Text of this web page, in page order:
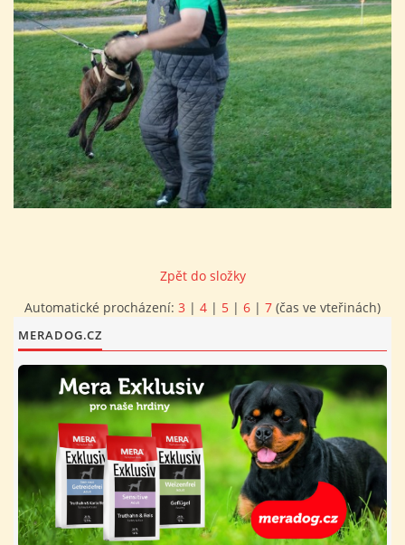
PSÍ AKADEMIE
PŘÍSPĚVKY A POPLATKY
KONTAKTY KK
FOTOALBUM
O NÁS - HISTORIE A SOUČASNOST
AVZO TSČ ČR CHRUDIM P.S.
VÝBOR KK
Zpět do složky
Automatické procházení: 3 | 4 | 5 | 6 | 7 (čas ve vteřinách)
MERADOG.CZ